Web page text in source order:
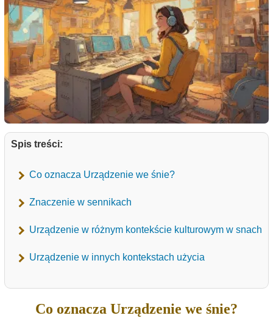
Spis treści:
Co oznacza Urządzenie we śnie?
Znaczenie w sennikach
Urządzenie w różnym kontekście kulturowym w snach
Urządzenie w innych kontekstach użycia
Co oznacza Urządzenie we śnie?